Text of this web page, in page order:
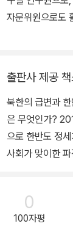
자문위원으로도
향 (2010)』등에
급변과 관련된
어스와 조엘 위
udden Change
출판사 제공
북한의 급변과
은 무엇인가? 2011년 12월, 북한 김정일 위원장의 갑작스러운 사망
으로 한반도 정
사회가 맞이한
최근 ‘북한 급변
진행 중이다. 하
향하게 될 방향
0
100자평